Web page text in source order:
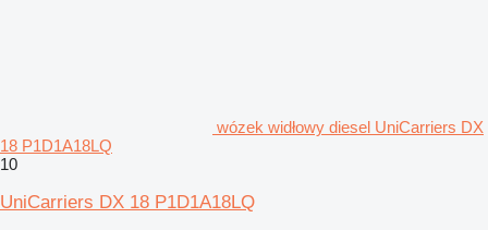
wózek widłowy diesel UniCarriers DX
18 P1D1A18LQ
10
UniCarriers DX 18 P1D1A18LQ